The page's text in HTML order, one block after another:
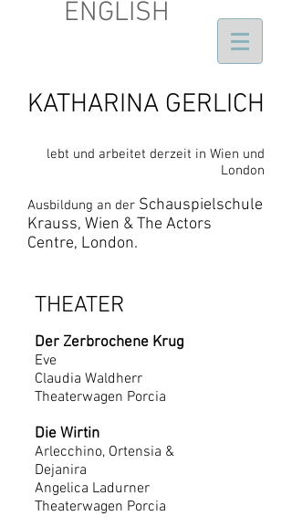
KATHARINA GERLICH
lebt und arbeitet derzeit in Wien und
London
Ausbildung an der Schauspielschule
Krauss, Wien & The Actors
Centre, London.
THEATER
Der Zerbrochene Krug
Eve
Claudia Waldherr
Theaterwagen Porcia
Die Wirtin
Arlecchino, Ortensia &
Dejanira
Angelica Ladurner
Theaterwagen Porcia
ENGLISH